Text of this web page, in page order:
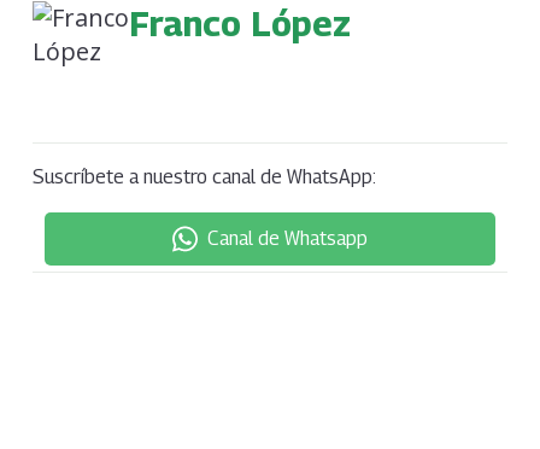
Franco López
Suscríbete a nuestro canal de WhatsApp:
Canal de Whatsapp